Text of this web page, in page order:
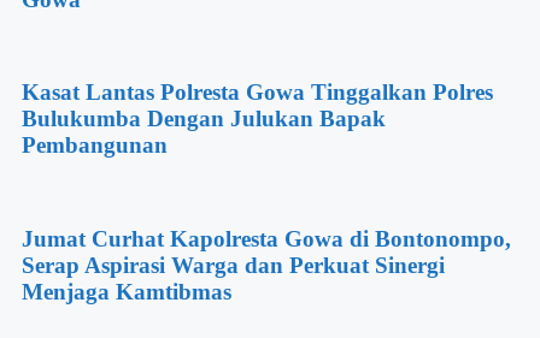
Kasat Lantas Polresta Gowa Tinggalkan Polres
Bulukumba Dengan Julukan Bapak
Pembangunan
Jumat Curhat Kapolresta Gowa di Bontonompo,
Serap Aspirasi Warga dan Perkuat Sinergi
Menjaga Kamtibmas